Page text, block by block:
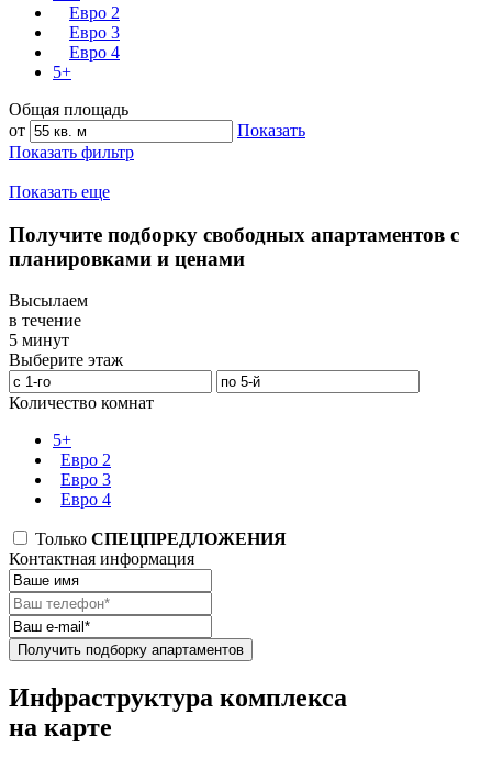
Евро 2
Евро 3
Евро 4
5+
Общая площадь
от
Показать
Показать фильтр
Показать еще
Получите подборку свободных апартаментов с
планировками и ценами
Высылаем
в течение
5 минут
Выберите этаж
Количество комнат
5+
Евро 2
Евро 3
Евро 4
Только СПЕЦПРЕДЛОЖЕНИЯ
Контактная информация
Получить подборку апартаментов
Инфраструктура комплекса
на карте